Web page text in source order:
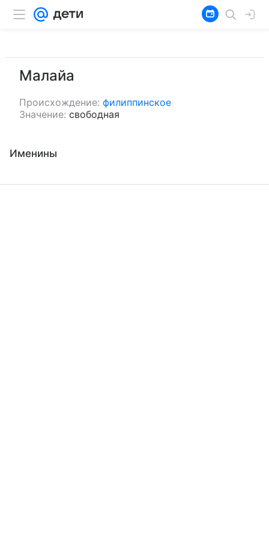
Малайа
Происхождение: филиппинское
Значение: свободная
Именины